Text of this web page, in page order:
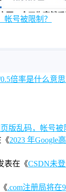
号被限制？
倍率是什么意思
版乱码，帐号被
2023 年Google
表在《CSDN未
.com注册局将在